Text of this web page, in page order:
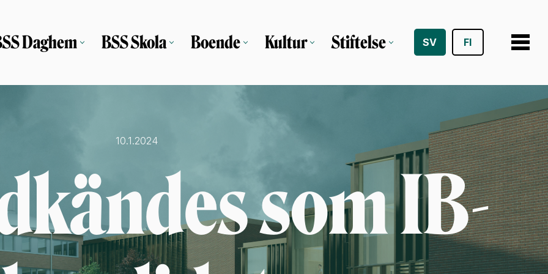
Daghem BSS Skola Boende Kultur Stiftelse SV FI
10.1.2024
som IB-